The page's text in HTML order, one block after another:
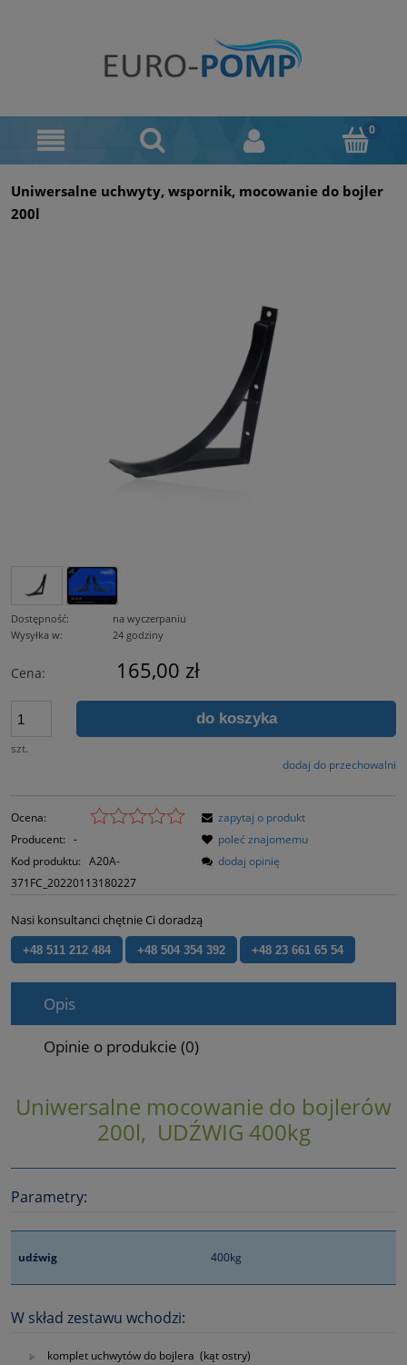
Uniwersalne uchwyty, wspornik, mocowanie do bojler
200l
Dostępność:
na wyczerpaniu
Wysyłka w:
24 godziny
Cena: 165,00 zł
szt.
do koszyka
dodaj do przechowalni
Ocena:
Producent: -
Kod produktu: A20A-
371FC_20220113180227
zapytaj o produkt
poleć znajomemu
dodaj opinię
Nasi konsultanci chętnie Ci doradzą
+48 511 212 484 +48 504 354 392 +48 23 661 65 54
Opis
Opinie o produkcie (0)
Uniwersalne mocowanie do bojlerów
200l, UDŹWIG 400kg
Parametry:
udźwig 400kg
W skład zestawu wchodzi:
komplet uchwytów do bojlera (kąt ostry)